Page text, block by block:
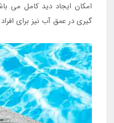
امکان ایجاد دید کامل می
گیری در عمق آب نیز برای